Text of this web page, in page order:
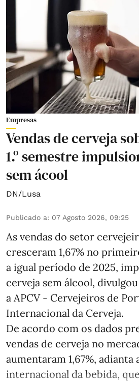
Empresas
Vendas de cerveja
1.º semestre
sem ácool
DN/Lusa
Publicado a: 07 Agosto 2026, 09:25
As vendas do setor
cresceram 1,67% no
a igual período de 2025,
cerveja sem álcool,
a APCV - Cervejeiros de
Internacional da Cerveja.
De acordo com os dados
vendas de cerveja no
aumentaram 1,67%, adianta
internacional da bebida,